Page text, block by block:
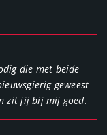
die met beide
geweest
zit jij bij mij goed.